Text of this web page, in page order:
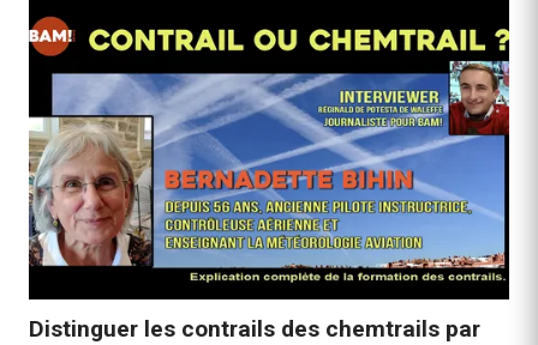
Distinguer les contrails des chemtrails par